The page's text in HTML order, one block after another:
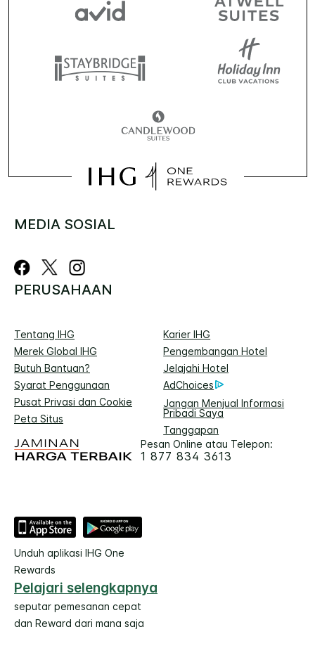
MEDIA SOSIAL
PERUSAHAAN
Tentang IHG
Karier IHG
Merek Global IHG
Pengembangan Hotel
Butuh Bantuan?
Jelajahi Hotel
Syarat Penggunaan
AdChoices
Pusat Privasi dan Cookie
Jangan Menjual Informasi
Pribadi Saya
Peta Situs
Tanggapan
Pesan Online atau Telepon:
1 877 834 3613
Unduh aplikasi IHG One
Rewards
Pelajari selengkapnya
seputar pemesanan cepat
dan Reward dari mana saja